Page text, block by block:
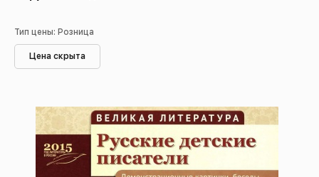
Тип цены: Розница
Цена скрыта